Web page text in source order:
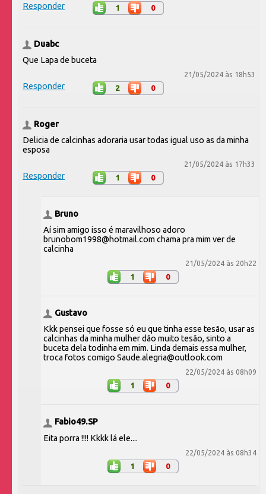
Responder 1 0
Duabc
Que Lapa de buceta
21/05/2024 às 18h53
Responder 2 0
Roger
Delicia de calcinhas adoraria usar todas igual uso as da minha
esposa
21/05/2024 às 17h33
Responder 1 0
Bruno
Aí sim amigo isso é maravilhoso adoro
brunobom1998@hotmail.com chama pra mim ver de
calcinha
21/05/2024 às 20h22
1 0
Gustavo
Kkk pensei que fosse só eu que tinha esse tesão, usar as
calcinhas da minha mulher dão muito tesão, sinto a
buceta dela todinha em mim. Linda demais essa mulher,
troca fotos comigo Saude.alegria@outlook.com
22/05/2024 às 08h09
1 0
Fabio49.SP
Eita porra !!!! Kkkk lá ele....
22/05/2024 às 08h34
1 0